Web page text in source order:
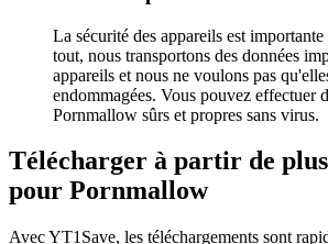
La sécurité des appareils est
tout, nous transportons des données
appareils et nous ne voulons pas
endommagées. Vous pouvez effectuer
Pornmallow sûrs et propres sans virus.
Télécharger à partir de
pour Pornmallow
Avec YT1Save, les téléchargements sont